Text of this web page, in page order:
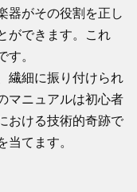
器がその役割を正し
ができます。これ
。
繊細に振り付けられ
マニュアルは初心者
おける技術的奇跡で
てます。